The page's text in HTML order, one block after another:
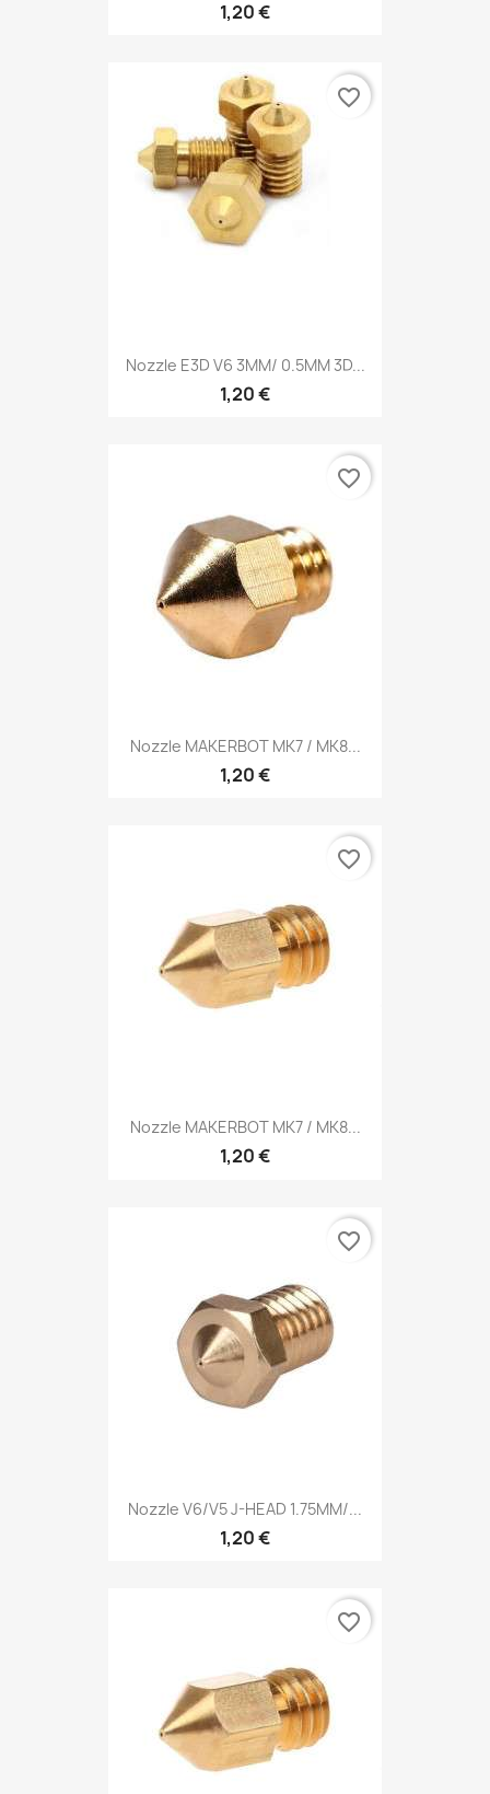
1,20 €
Nozzle E3D V6 3MM/ 0.5MM 3D...
1,20 €
favorite_border
Nozzle MAKERBOT MK7 / MK8...
1,20 €
favorite_border
Nozzle MAKERBOT MK7 / MK8...
1,20 €
favorite_border
Nozzle V6/V5 J-HEAD 1.75MM/...
1,20 €
favorite_border
favorite_border